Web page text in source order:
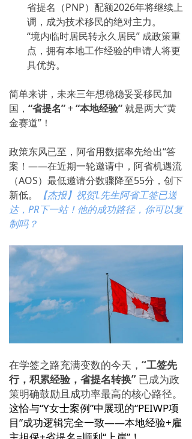
省提名（PNP）配额2026年将继续上
调，成为技术移民的绝对主力。
“境内临时居民转永久居民” 成政策重
点，拥有本地工作经验的申请人将更
具优势。
简单来讲，未来三年想稳稳妥妥移民加
国， “省提名”+“本地经验”就是两大“黄
金赛道”！
政策东风已至，阿省用数据率先给出“答
案！——在近期一轮邀请中， 阿省机遇流
（AOS）最低邀请分数骤降至55分 ，创下
新低。
【杰报】祝贺L先生阿省工签已送
达，PR下一站！他的成功路径，你可以复
制吗？
在学签之路充满变数的今天， “工签先
行，积累经验，省提名转换” 已成为政
策明确鼓励且成功率最高的核心路径。
这恰与“Y女士案例”中展现的“PEIWP项
目”成功逻辑完全一致——本地经验+雇